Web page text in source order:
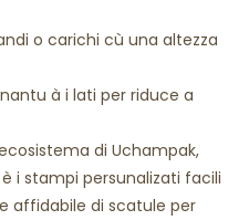
o carichi cù una altezza
à i lati per riduce a
di Uchampak,
i stampi persunalizati facili